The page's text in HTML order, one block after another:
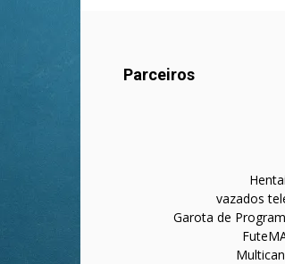
Parceiros
Hentai
vazados
Garota de